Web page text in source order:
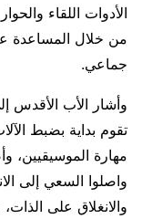
الأدوات اللقاء
من خلال المساعدة
جماعي.
وأشار الأب الأقدس
تقوم بداية بضبط
مهارة الموسيقيين،
واصلوا السعي إلى
والانغلاق على